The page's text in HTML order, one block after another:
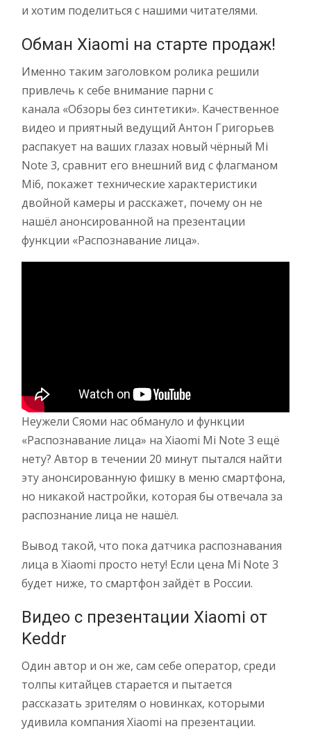
и хотим поделиться с нашими читателями.
Обман Xiaomi на старте продаж!
Именно таким заголовком ролика решили
привлечь к себе внимание парни с
канала «Обзоры без синтетики». Качественное
видео и приятный ведущий Антон Григорьев
распакует на ваших глазах новый чёрный Mi
Note 3, сравнит его внешний вид с флагманом
Mi6, покажет технические характеристики
двойной камеры и расскажет, почему он не
нашёл анонсированной на презентации
функции «Распознавание лица».
Неужели Сяоми нас обмануло и функции
«Распознавание лица» на Xiaomi Mi Note 3 ещё
нету? Автор в течении 20 минут пытался найти
эту анонсированную фишку в меню смартфона,
но никакой настройки, которая бы отвечала за
распознание лица не нашёл.
Вывод такой, что пока датчика распознавания
лица в Xiaomi просто нету! Если цена Mi Note 3
будет ниже, то смартфон зайдёт в России.
Видео с презентации Xiaomi от
Keddr
Один автор и он же, сам себе оператор, среди
толпы китайцев старается и пытается
рассказать зрителям о новинках, которыми
удивила компания Xiaomi на презентации.